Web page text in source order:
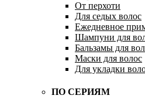
От перхоти
Для седых волос
Ежедневное
Шампуни для
Бальзамы для
Маски для волос
Для укладки
ПО СЕРИЯМ